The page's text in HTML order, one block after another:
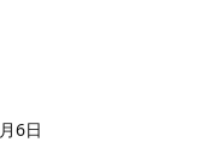
6日